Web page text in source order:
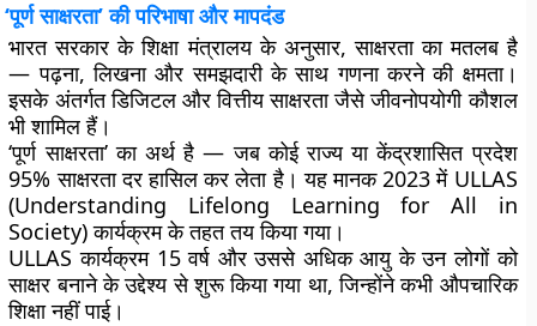
‘पूर्ण साक्षरता’ की परिभाषा और मापदंड
भारत सरकार के शिक्षा मंत्रालय के अनुसार,साक्षरताका मतलब है
— पढ़ना, लिखना और समझदारी के साथ गणना करने की क्षमता।
इसके अंतर्गत डिजिटल और वित्तीय साक्षरता जैसे जीवनोपयोगी कौशल
भी शामिल हैं।
‘पूर्ण साक्षरता’का अर्थ है — जब कोई राज्य या केंद्रशासित प्रदेश
95% साक्षरता दरहासिल कर लेता है। यह मानक 2023 में ULLAS
(Understanding Lifelong Learning for All in
Society) कार्यक्रम के तहत तय किया गया।
ULLAS कार्यक्रम 15 वर्ष और उससे अधिक आयु के उन लोगों को
साक्षर बनाने के उद्देश्य से शुरू किया गया था, जिन्होंने कभी औपचारिक
शिक्षा नहीं पाई।